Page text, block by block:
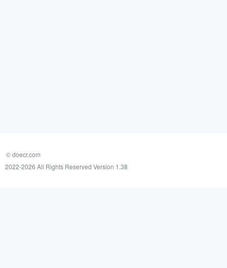
© doecr.com
2022-2026 All Rights Reserved Version 1.38